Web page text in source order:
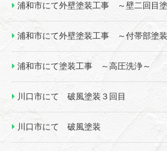
浦和市にて外壁塗装工事 ～壁二回目
浦和市にて外壁塗装工事 ～付帯部塗装
浦和市にて塗装工事 ～高圧洗浄～
川口市にて 破風塗装３回目
川口市にて 破風塗装